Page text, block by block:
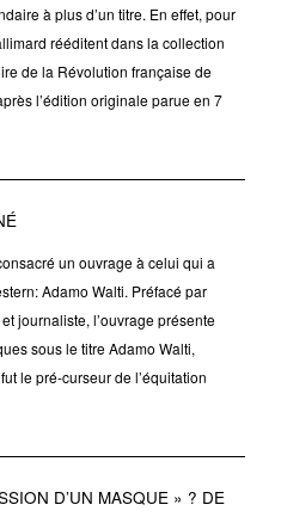
à plus d’un titre. En effet, pour
rééditent dans la collection
de la Révolution française de
l’édition originale parue en 7
un ouvrage à celui qui a
Adamo Walti. Préfacé par
journaliste, l’ouvrage présente
sous le titre Adamo Walti,
le pré-curseur de l’équitation
D’UN MASQUE » ? DE